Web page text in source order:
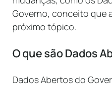
Governo, conceito que
próximo tópico.
O que são Dados
Dados Abertos do